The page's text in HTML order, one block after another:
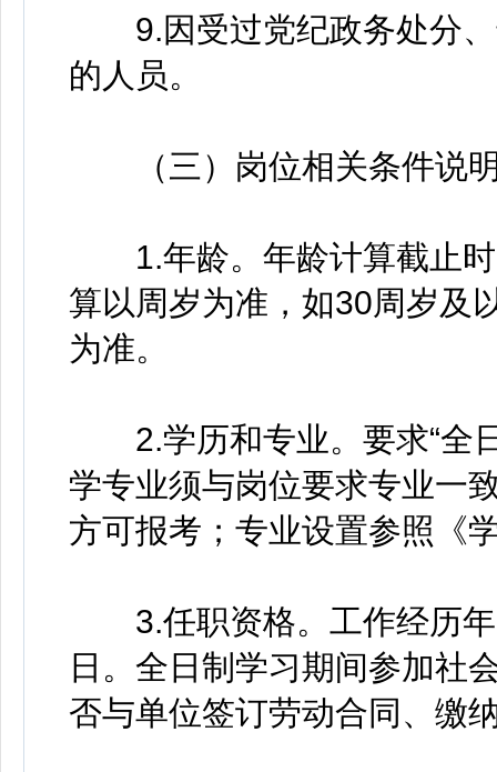
9.因受过党纪政务处分、
的人员。
（三）岗位相关条件说
1.年龄。年龄计算截止时
算以周岁为准，如30周岁及
为准。
2.学历和专业。要求“全日
学专业须与岗位要求专业一
方可报考；专业设置参照《
3.任职资格。工作经历年
日。全日制学习期间参加社
否与单位签订劳动合同、缴